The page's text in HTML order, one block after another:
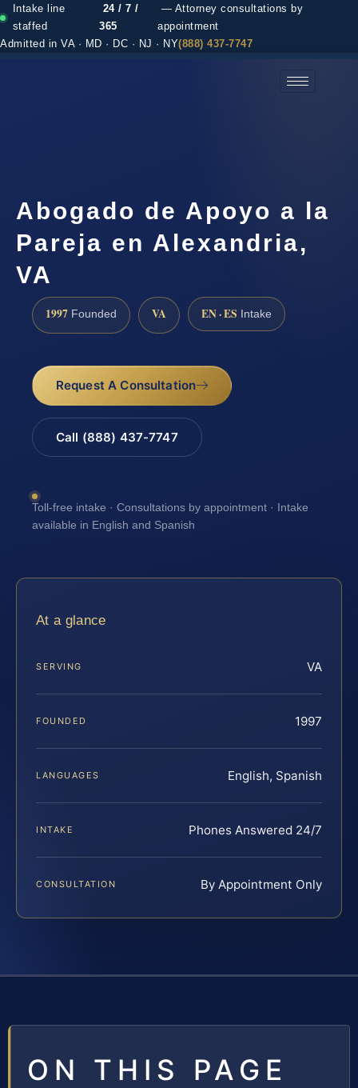
Intake line
staffed
24 / 7 /
365
— Attorney consultations by
appointment
Admitted in VA · MD · DC · NJ · NY(888) 437-7747
Abogado de Apoyo a la
Pareja en Alexandria,
VA
1997 Founded VA EN · ES Intake
Request A Consultation
Call (888) 437-7747
Toll-free intake · Consultations by appointment · Intake
available in English and Spanish
At a glance
SERVING VA
FOUNDED 1997
LANGUAGES English, Spanish
INTAKE Phones Answered 24/7
CONSULTATION By Appointment Only
ON THIS PAGE